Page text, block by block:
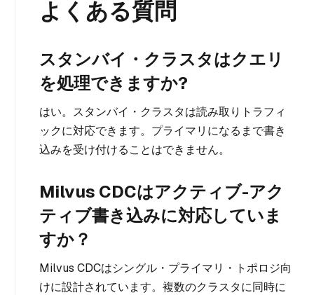
よくある質問
スタンバイ・クラスタはクエリ
を処理できますか?
はい。スタンバイ・クラスタは読み取りトラフィ
ックに対応できます。プライマリになるまで書き
込みを受け付けることはできません。
Milvus CDCはアクティブ-アク
ティブ書き込みに対応していま
すか？
Milvus CDCはシングル・プライマリ・トポロジ向
けに設計されています。複数のクラスタに同時に